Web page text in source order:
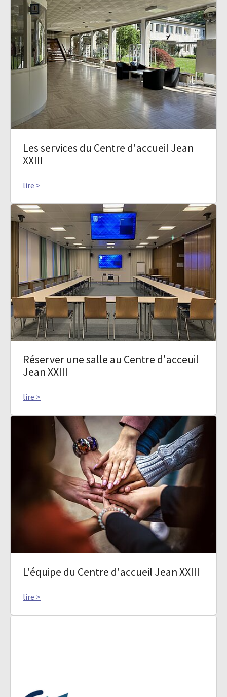
Les services du Centre d'accueil Jean
XXIII
lire >
Réserver une salle au Centre d'acceuil
Jean XXIII
lire >
L'équipe du Centre d'accueil Jean XXIII
lire >